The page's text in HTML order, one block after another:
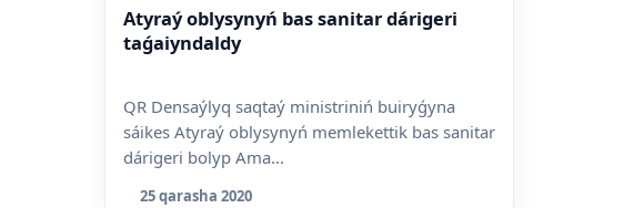
Atyraý oblysynyń bas sanitar dárigeri
taǵaiyndaldy
QR Densaýlyq saqtaý ministriniń buiryǵyna
sáikes Atyraý oblysynyń memlekettik bas sanitar
dárigeri bolyp Ama...
25 qarasha 2020